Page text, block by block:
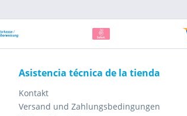
Asistencia técnica de la tienda
Kontakt
Versand und Zahlungsbedingungen